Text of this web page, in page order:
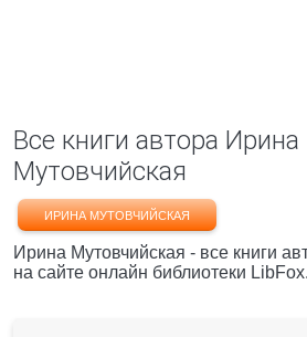
Все книги автора Ирина
Мутовчийская
ИРИНА МУТОВЧИЙСКАЯ
Ирина Мутовчийская - все книги
на сайте онлайн библиотеки LibFox.